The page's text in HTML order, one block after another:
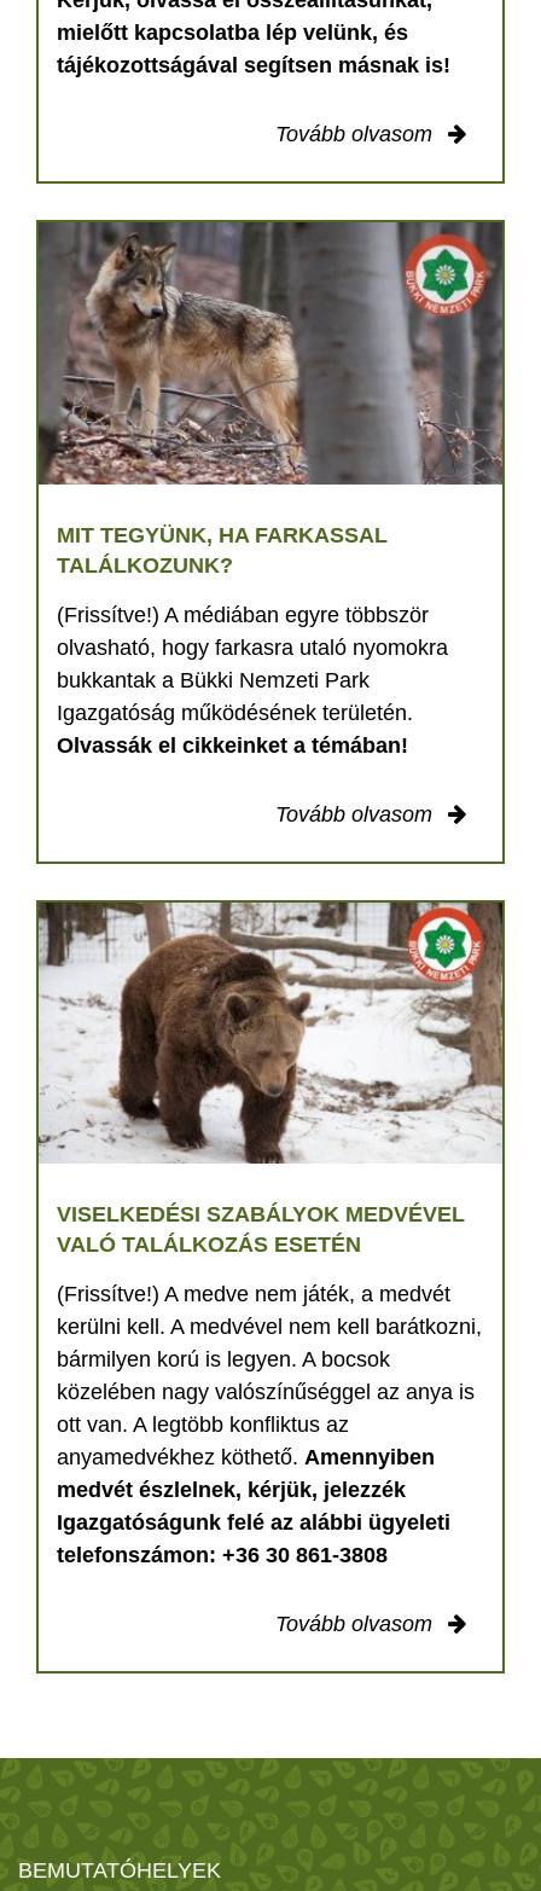
mielőtt kapcsolatba lép velünk, és
tájékozottságával segítsen másnak is!
Tovább olvasom
MIT TEGYÜNK, HA FARKASSAL
TALÁLKOZUNK?
(Frissítve!) A médiában egyre többször
olvasható, hogy farkasra utaló nyomokra
bukkantak a Bükki Nemzeti Park
Igazgatóság működésének területén.
Olvassák el cikkeinket a témában!
Tovább olvasom
VISELKEDÉSI SZABÁLYOK MEDVÉVEL
VALÓ TALÁLKOZÁS ESETÉN
(Frissítve!) A medve nem játék, a medvét
kerülni kell. A medvével nem kell barátkozni,
bármilyen korú is legyen. A bocsok
közelében nagy valószínűséggel az anya is
ott van. A legtöbb konfliktus az
anyamedvékhez köthető. Amennyiben
medvét észlelnek, kérjük, jelezzék
Igazgatóságunk felé az alábbi ügyeleti
telefonszámon: +36 30 861-3808
Tovább olvasom
BEMUTATÓHELYEK